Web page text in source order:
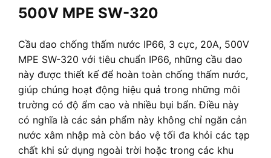
500V MPE SW-320
Cầu dao chống thấm nước IP66, 3 cực, 20A, 500V
MPE SW-320 với tiêu chuẩn IP66, những cầu dao
này được thiết kế để hoàn toàn chống thấm nước,
giúp chúng hoạt động hiệu quả trong những môi
trường có độ ẩm cao và nhiều bụi bẩn. Điều này
có nghĩa là các sản phẩm này không chỉ ngăn cản
nước xâm nhập mà còn bảo vệ tối đa khỏi các tạp
chất khi sử dụng ngoài trời hoặc trong các khu